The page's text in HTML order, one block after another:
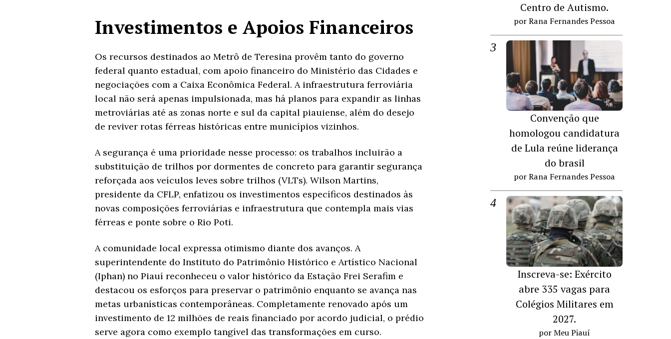
Investimentos e Apoios Financeiros
Os recursos destinados ao Metrô de Teresina provêm tanto do governo
federal quanto estadual, com apoio financeiro do Ministério das Cidades e
negociações com a Caixa Econômica Federal. A infraestrutura ferroviária
local não será apenas impulsionada, mas há planos para expandir as linhas
metroviárias até as zonas norte e sul da capital piauiense, além do desejo
de reviver rotas férreas históricas entre municípios vizinhos.
A segurança é uma prioridade nesse processo: os trabalhos incluirão a
substituição de trilhos por dormentes de concreto para garantir segurança
reforçada aos veículos leves sobre trilhos (VLTs). Wilson Martins,
presidente da CFLP, enfatizou os investimentos específicos destinados às
novas composições ferroviárias e infraestrutura que contempla mais vias
férreas e ponte sobre o Rio Poti.
A comunidade local expressa otimismo diante dos avanços. A
superintendente do Instituto do Patrimônio Histórico e Artístico Nacional
(Iphan) no Piauí reconheceu o valor histórico da Estação Frei Serafim e
destacou os esforços para preservar o patrimônio enquanto se avança nas
metas urbanísticas contemporâneas. Completamente renovado após um
investimento de 12 milhões de reais financiado por acordo judicial, o prédio
serve agora como exemplo tangível das transformações em curso.
Centro de Autismo.
por Rana Fernandes Pessoa
Convenção que
homologou candidatura
de Lula reúne liderança
do brasil
por Rana Fernandes Pessoa
Inscreva-se: Exército
abre 335 vagas para
Colégios Militares em
2027.
por Meu Piauí